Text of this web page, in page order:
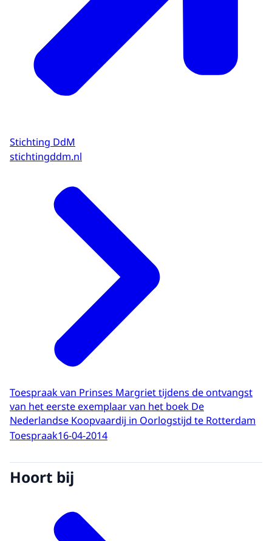
Stichting DdM
stichtingddm.nl
Toespraak van Prinses Margriet tijdens de ontvangst
van het eerste exemplaar van het boek De
Nederlandse Koopvaardij in Oorlogstijd te Rotterdam
Toespraak16-04-2014
Hoort bij